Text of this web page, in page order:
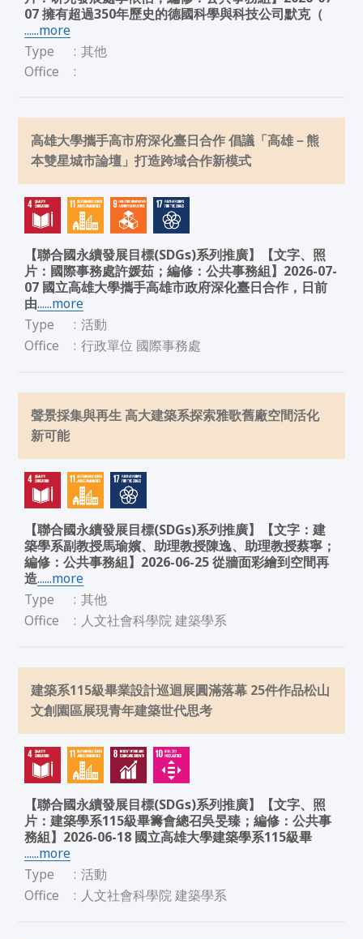
07 擁有超過350年歷史的德國科學與科技公司默克（
......more
Type
: 其他
Office
:
高雄大學攜手高市府深化臺日合作 倡議「高雄－熊
本雙星城市論壇」打造跨域合作新模式
【聯合國永續發展目標(SDGs)系列推廣】【文字、照
片：國際事務處許媛茹；編修：公共事務組】2026-07-
07 國立高雄大學攜手高雄市政府深化臺日合作，日前
由......more
Type
: 活動
Office
: 行政單位 國際事務處
聲景採集與再生 高大建築系探索雅歌舊廠空間活化
新可能
【聯合國永續發展目標(SDGs)系列推廣】【文字：建
築學系副教授馬瑜嬪、助理教授陳逸、助理教授蔡寧；
編修：公共事務組】2026-06-25 從牆面彩繪到空間再
造......more
Type
: 其他
Office
: 人文社會科學院 建築學系
建築系115級畢業設計巡迴展圓滿落幕 25件作品松山
文創園區展現青年建築世代思考
【聯合國永續發展目標(SDGs)系列推廣】【文字、照
片：建築學系115級畢籌會總召吳旻臻；編修：公共事
務組】2026-06-18 國立高雄大學建築學系115級畢
......more
Type
: 活動
Office
: 人文社會科學院 建築學系